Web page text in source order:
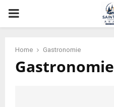
PRIMARY
Home Gastronomie
Gastronomie